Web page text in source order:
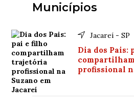
Municípios
Jacareí - SP
Dia dos Pais:
profissional